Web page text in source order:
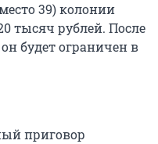
39) колонии
тысяч рублей. После
будет ограничен в
приговор